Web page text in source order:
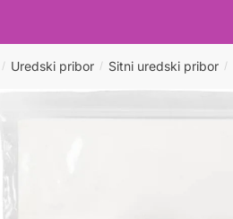
/ Uredski pribor / Sitni uredski pribor /